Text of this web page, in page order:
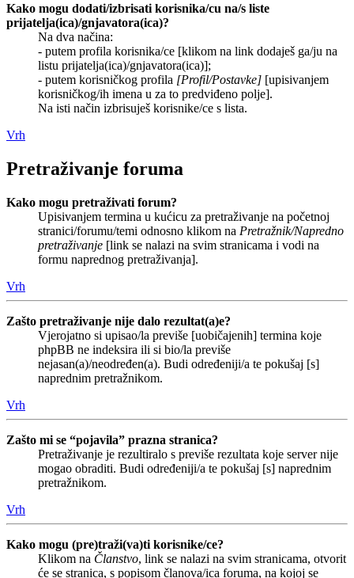
Kako mogu dodati/izbrisati korisnika/cu na/s liste
prijatelja(ica)/gnjavatora(ica)?
Na dva načina:
- putem profila korisnika/ce [klikom na link dodaješ ga/ju na
listu prijatelja(ica)/gnjavatora(ica)];
- putem korisničkog profila [Profil/Postavke] [upisivanjem
korisničkog/ih imena u za to predviđeno polje].
Na isti način izbrisuješ korisnike/ce s lista.
Vrh
Pretraživanje foruma
Kako mogu pretraživati forum?
Upisivanjem termina u kućicu za pretraživanje na početnoj
stranici/forumu/temi odnosno klikom na Pretražnik/Napredno
pretraživanje [link se nalazi na svim stranicama i vodi na
formu naprednog pretraživanja].
Vrh
Zašto pretraživanje nije dalo rezultat(a)e?
Vjerojatno si upisao/la previše [uobičajenih] termina koje
phpBB ne indeksira ili si bio/la previše
nejasan(a)/neodređen(a). Budi određeniji/a te pokušaj [s]
naprednim pretražnikom.
Vrh
Zašto mi se “pojavila” prazna stranica?
Pretraživanje je rezultiralo s previše rezultata koje server nije
mogao obraditi. Budi određeniji/a te pokušaj [s] naprednim
pretražnikom.
Vrh
Kako mogu (pre)traži(va)ti korisnike/ce?
Klikom na Članstvo, link se nalazi na svim stranicama, otvorit
će se stranica, s popisom članova/ica foruma, na kojoj se